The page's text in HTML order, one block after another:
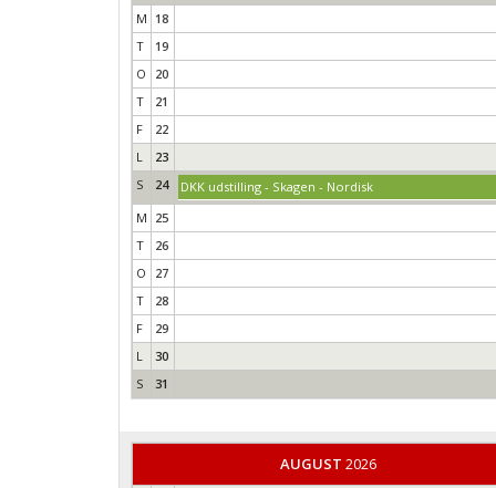
M 18
T
19
O
20
T
21
F
22
L
23
S
24
DKK udstilling - Skagen - Nordisk
M 25
T
26
O
27
T
28
F
29
L
30
S
31
AUGUST 2026